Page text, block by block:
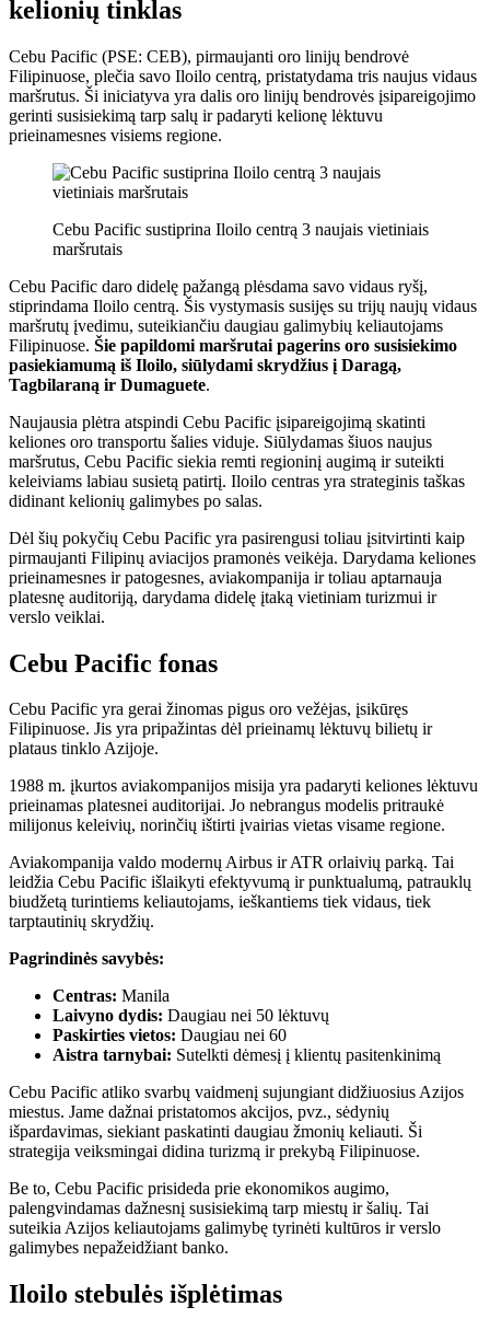
kelionių tinklas
Cebu Pacific (PSE: CEB), pirmaujanti oro linijų bendrovė
Filipinuose, plečia savo Iloilo centrą, pristatydama tris naujus vidaus
maršrutus. Ši iniciatyva yra dalis oro linijų bendrovės įsipareigojimo
gerinti susisiekimą tarp salų ir padaryti kelionę lėktuvu
prieinamesnes visiems regione.
Cebu Pacific sustiprina Iloilo centrą 3 naujais vietiniais
maršrutais
Cebu Pacific daro didelę pažangą plėsdama savo vidaus ryšį,
stiprindama Iloilo centrą. Šis vystymasis susijęs su trijų naujų vidaus
maršrutų įvedimu, suteikiančiu daugiau galimybių keliautojams
Filipinuose. Šie papildomi maršrutai pagerins oro susisiekimo
pasiekiamumą iš Iloilo, siūlydami skrydžius į Daragą,
Tagbilaraną ir Dumaguete.
Naujausia plėtra atspindi Cebu Pacific įsipareigojimą skatinti
keliones oro transportu šalies viduje. Siūlydamas šiuos naujus
maršrutus, Cebu Pacific siekia remti regioninį augimą ir suteikti
keleiviams labiau susietą patirtį. Iloilo centras yra strateginis taškas
didinant kelionių galimybes po salas.
Dėl šių pokyčių Cebu Pacific yra pasirengusi toliau įsitvirtinti kaip
pirmaujanti Filipinų aviacijos pramonės veikėja. Darydama keliones
prieinamesnes ir patogesnes, aviakompanija ir toliau aptarnauja
platesnę auditoriją, darydama didelę įtaką vietiniam turizmui ir
verslo veiklai.
Cebu Pacific fonas
Cebu Pacific yra gerai žinomas pigus oro vežėjas, įsikūręs
Filipinuose. Jis yra pripažintas dėl prieinamų lėktuvų bilietų ir
plataus tinklo Azijoje.
1988 m. įkurtos aviakompanijos misija yra padaryti keliones lėktuvu
prieinamas platesnei auditorijai. Jo nebrangus modelis pritraukė
milijonus keleivių, norinčių ištirti įvairias vietas visame regione.
Aviakompanija valdo modernų Airbus ir ATR orlaivių parką. Tai
leidžia Cebu Pacific išlaikyti efektyvumą ir punktualumą, patrauklų
biudžetą turintiems keliautojams, ieškantiems tiek vidaus, tiek
tarptautinių skrydžių.
Pagrindinės savybės:
Centras: Manila
Laivyno dydis: Daugiau nei 50 lėktuvų
Paskirties vietos: Daugiau nei 60
Aistra tarnybai: Sutelkti dėmesį į klientų pasitenkinimą
Cebu Pacific atliko svarbų vaidmenį sujungiant didžiuosius Azijos
miestus. Jame dažnai pristatomos akcijos, pvz., sėdynių
išpardavimas, siekiant paskatinti daugiau žmonių keliauti. Ši
strategija veiksmingai didina turizmą ir prekybą Filipinuose.
Be to, Cebu Pacific prisideda prie ekonomikos augimo,
palengvindamas dažnesnį susisiekimą tarp miestų ir šalių. Tai
suteikia Azijos keliautojams galimybę tyrinėti kultūros ir verslo
galimybes nepažeidžiant banko.
Iloilo stebulės išplėtimas